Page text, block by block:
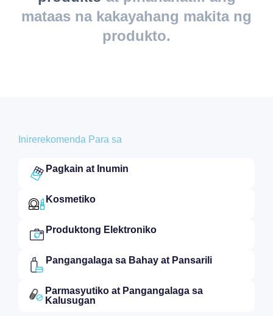
mataas na kakayahang makita ng
produkto.
Inirerekomenda Para sa​
Pagkain at Inumin​​
Kosmetiko​
Produktong Elektroniko​​
Pangangalaga sa Bahay at Pansarili​
Parmasyutiko at Pangangalaga sa
Kalusugan​